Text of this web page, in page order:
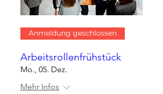
Anmeldung geschlossen
Arbeitsrollenfrühstück
Mo., 05. Dez.
Mehr Infos